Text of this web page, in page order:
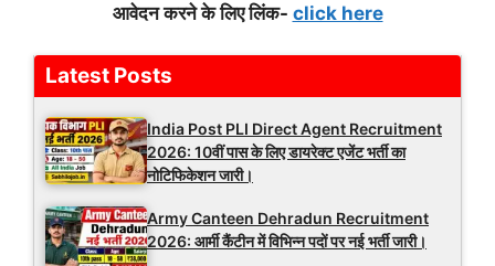
आवेदन करने के लिए लिंक- click here
Latest Posts
India Post PLI Direct Agent Recruitment
2026: 10वीं पास के लिए डायरेक्ट एजेंट भर्ती का
नोटिफिकेशन जारी।
Army Canteen Dehradun Recruitment
2026: आर्मी कैंटीन में विभिन्न पदों पर नई भर्ती जारी।